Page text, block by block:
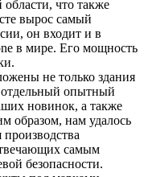
что также
вырос самый
он входит и в
в мире. Его мощность
не только здания
отдельный опытный
новинок, а также
образом, нам удалось
самым
безопасности.